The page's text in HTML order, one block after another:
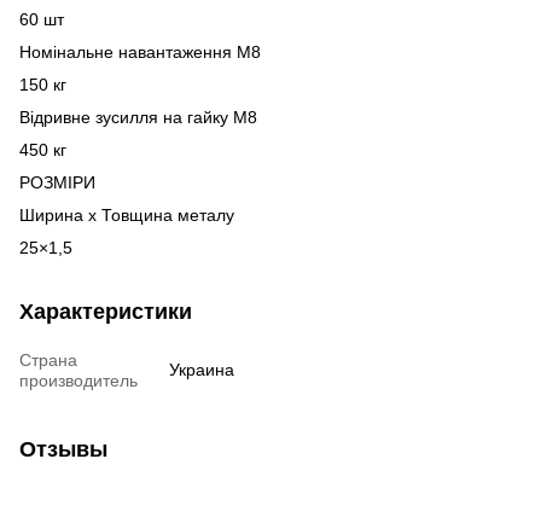
60 шт
Номінальне навантаження М8
150 кг
Відривне зусилля на гайку М8
450 кг
РОЗМІРИ
Ширина х Товщина металу
25×1,5
Характеристики
Страна
производитель
Украина
Отзывы